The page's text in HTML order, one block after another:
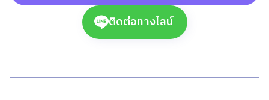
ติดต่อทางไลน์